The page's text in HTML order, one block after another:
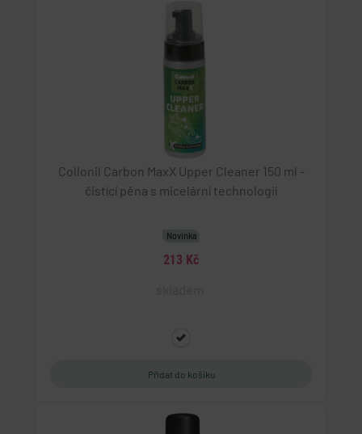
Collonil Carbon MaxX Upper Cleaner 150 ml -
čistící pěna s micelární technologií
Novinka
213 Kč